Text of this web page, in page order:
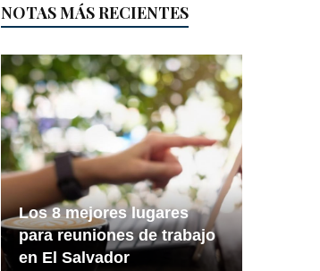
NOTAS MÁS RECIENTES
Los 8 mejores lugares
para reuniones de trabajo
en El Salvador